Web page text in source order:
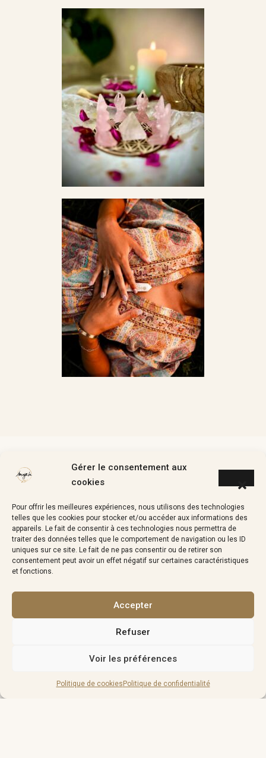
Gérer le consentement aux
cookies
Pour offrir les meilleures expériences, nous utilisons des technologies
telles que les cookies pour stocker et/ou accéder aux informations des
appareils. Le fait de consentir à ces technologies nous permettra de
traiter des données telles que le comportement de navigation ou les ID
uniques sur ce site. Le fait de ne pas consentir ou de retirer son
consentement peut avoir un effet négatif sur certaines caractéristiques
et fonctions.
Accepter
Refuser
Voir les préférences
Politique de cookies Politique de confidentialité
« Si une pierre vous attire, c’est
apporter »